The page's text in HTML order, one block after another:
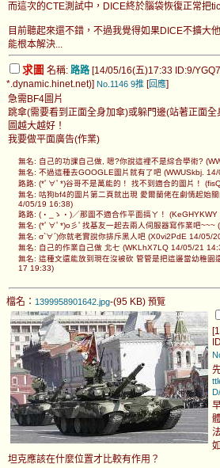
而這次的CTE測試中，DICE終於腦袋恢復正常把
目前聽起來還不錯，不過我覺得如果DICE不擴大
能根本解決...
求圖 名稱: 路路[14/05/16(五)17:33 ID:9/
*.dynamic.hinet.net)] No.1146 9推 [回應]
急需BF4圖片
跳傘(需要看到正面全身加傘)或躲門邊(站著正面全
圖越大越好！
我要做平面廣告(作業)
無名: 自己的功課自己做, 嗯?你說這裡不是綜合學術?
無名: 不過這種去GOOGLE圖片就有了吧 (WWUSkbj.
路路: (*ﾟ∀ﾟ*)谷哥不是萬能的！ 找不到適合的圖片！
無名: 咕狗bf4的圖片第二頁就出現 愛爾蘭佬在劇情起始
4/05/19 16:38)
路路: (・_ゝ・)／那圖不適合作平面搞ㄚ！
無名: (*ﾟ∀ﾟ*)o彡ﾟ找基友一起去兩人伺服器寫作業吧
無名: σ`∀´)你就老實說你排斥黑人吧 (X0vi2PdE 14/05/
無名: 自己的作業自己做 北七 (WKLhX7LQ 14/05/21
無名: 這種文還能放到現在沒被砍 管管是把這邊當幼稚
17 19:33)
檔名： 1399958901642.jpg-(95 KB) 預覽
坦克應該在什麼位置才比較有作用？